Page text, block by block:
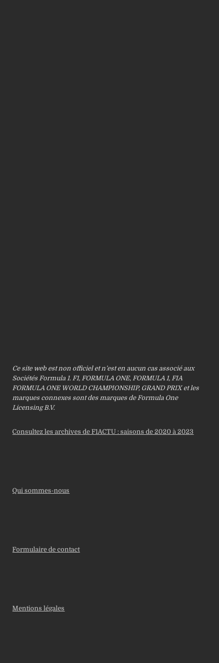
Ce site web est non officiel et n’est en aucun cas associé aux
Sociétés Formula 1. F1, FORMULA ONE, FORMULA 1, FIA
FORMULA ONE WORLD CHAMPIONSHIP, GRAND PRIX et les
marques connexes sont des marques de Formula One
Licensing B.V.
Consultez les archives de F1ACTU : saisons de 2020 à 2023
Qui sommes-nous
Formulaire de contact
Mentions légales